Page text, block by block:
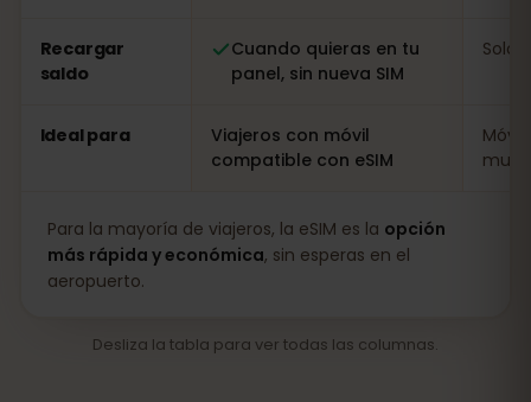
Recargar
saldo
Cuando quieras en tu
panel, sin nueva SIM
Solo
Ideal para
Viajeros con móvil
compatible con eSIM
muy
Para la mayoría de viajeros, la eSIM es la opción
más rápida y económica, sin esperas en el
aeropuerto.
Desliza la tabla para ver todas las columnas.